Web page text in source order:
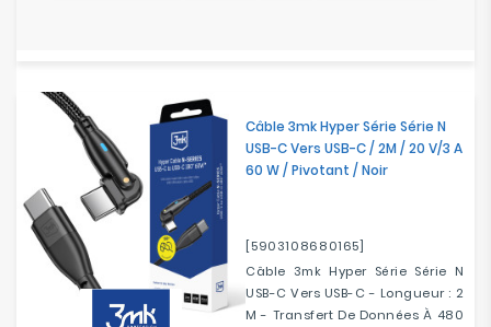
Câble 3mk Hyper Série Série N
USB-C Vers USB-C / 2M / 20 V/3 A
60 W / Pivotant / Noir
[5903108680165]
Câble 3mk Hyper Série Série N
USB-C Vers USB-C - Longueur : 2
M - Transfert De Données À 480